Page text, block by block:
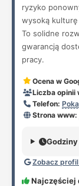
ryzyko
wysoką
To solidne
gwarancją
pracy.
Ocena w
Liczba opinii
Telefon:
Strona www:
Zobacz
Najczęściej